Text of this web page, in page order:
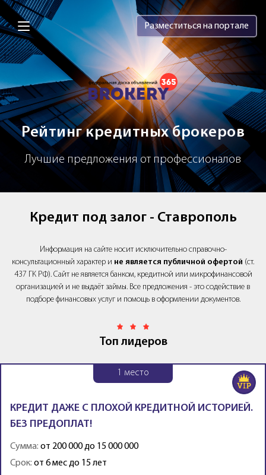
Brokery365 - Рейтинг кредитных
Разместиться на портале
Рейтинг кредитных брокеров
Лучшие предложения от профессионалов
Кредит под залог - Ставрополь
Информация на сайте носит исключительно справочно-
консультационный характер и не является публичной офертой (ст.
437 ГК РФ). Сайт не является банком, кредитной или микрофинансовой
организацией и не выдаёт займы. Все предложения - это содействие в
подборе финансовых услуг и помощь в оформлении документов.
Топ лидеров
1 место
КРЕДИТ ДАЖЕ С ПЛОХОЙ КРЕДИТНОЙ ИСТОРИЕЙ.
БЕЗ ПРЕДОПЛАТ!
Сумма: от 200 000 до 15 000 000
Срок: от 6 мес до 15 лет